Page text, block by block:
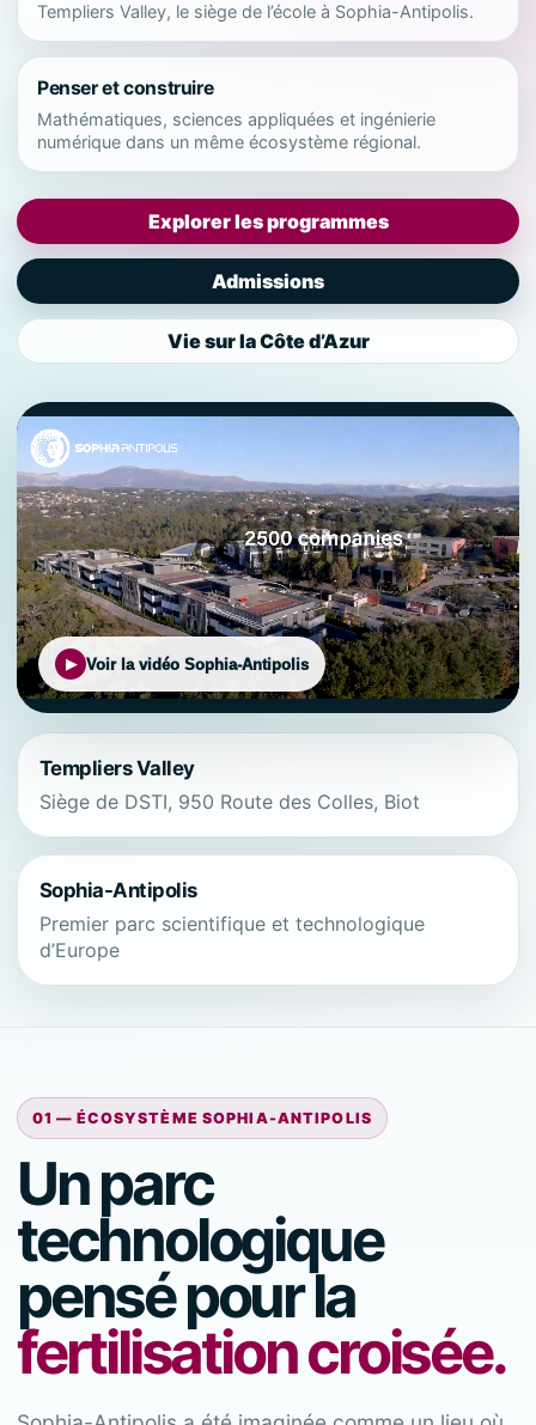
Templiers Valley, le siège de l’école à Sophia-Antipolis.
Penser et construire
Mathématiques, sciences appliquées et ingénierie
numérique dans un même écosystème régional.
Explorer les programmes
Admissions
Vie sur la Côte d’Azur
Voir la vidéo Sophia-Antipolis
Templiers Valley
Siège de DSTI, 950 Route des Colles, Biot
Sophia-Antipolis
Premier parc scientifique et technologique
d’Europe
01 — ÉCOSYSTÈME SOPHIA-ANTIPOLIS
Un parc
technologique
pensé pour la
fertilisation croisée.